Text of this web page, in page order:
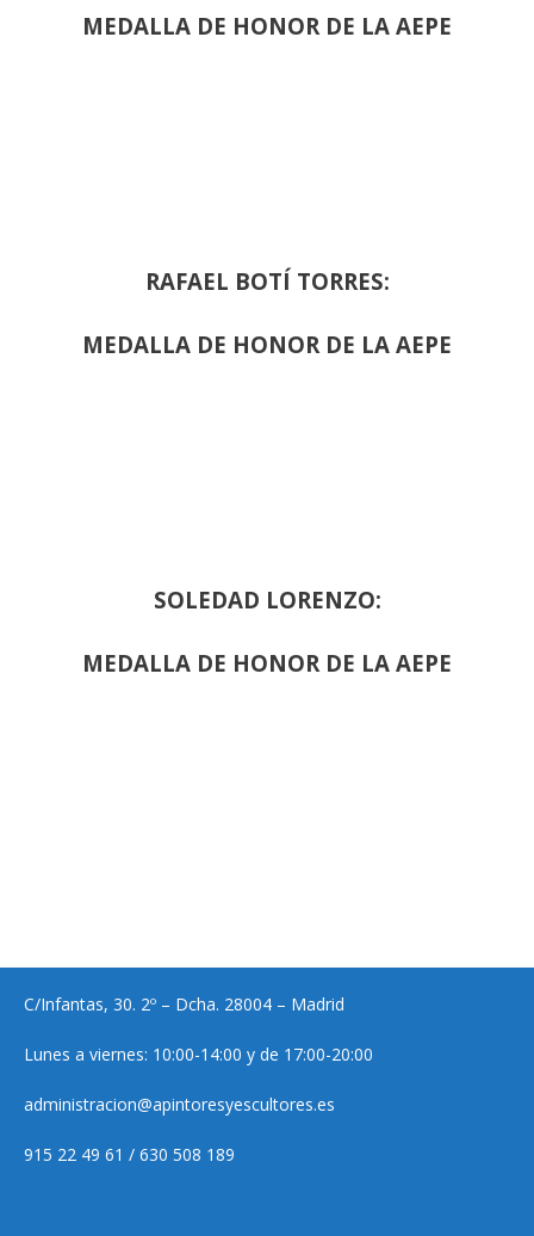
MEDALLA DE HONOR DE LA AEPE
RAFAEL BOTÍ TORRES:
MEDALLA DE HONOR DE LA AEPE
SOLEDAD LORENZO:
MEDALLA DE HONOR DE LA AEPE
C/Infantas, 30. 2º – Dcha. 28004 – Madrid
Lunes a viernes: 10:00-14:00 y de 17:00-20:00
administracion@apintoresyescultores.es
915 22 49 61 / 630 508 189